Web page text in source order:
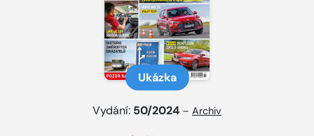
Ukázka
Vydání: 50/2024 – Archiv